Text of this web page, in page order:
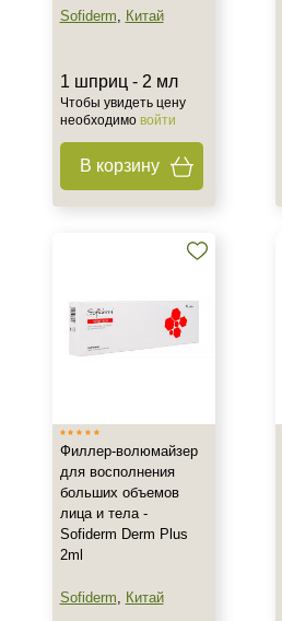
Sofiderm, Китай
1 шприц - 2 мл
Чтобы увидеть цену
необходимо войти
В корзину
Филлер-волюмайзер
для восполнения
больших объемов
лица и тела -
Sofiderm Derm Plus
2ml
Sofiderm, Китай